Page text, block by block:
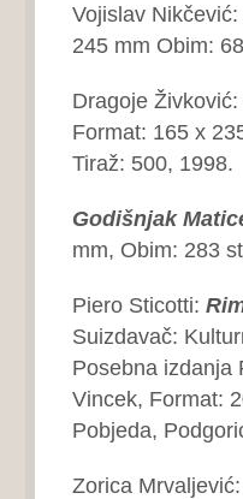
Vojislav Nikčević:
245 mm Obim:
Dragoje Živković:
Format: 165 x
Tiraž: 500, 1998.
Godišnjak
mm, Obim: 283
Piero Sticotti:
Suizdavač:
Posebna izdanja
Vincek, Format:
Pobjeda,
Zorica Mrvaljević: